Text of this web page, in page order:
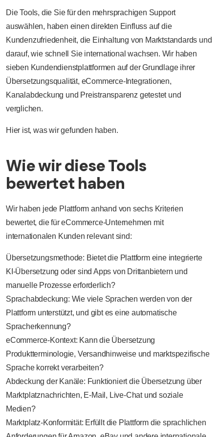
Die Tools, die Sie für den mehrsprachigen Support
auswählen, haben einen direkten Einfluss auf die
Kundenzufriedenheit, die Einhaltung von Marktstandards und
darauf, wie schnell Sie international wachsen. Wir haben
sieben Kundendienstplattformen auf der Grundlage ihrer
Übersetzungsqualität, eCommerce-Integrationen,
Kanalabdeckung und Preistransparenz getestet und
verglichen.
Hier ist, was wir gefunden haben.
Wie wir diese Tools
bewertet haben
Wir haben jede Plattform anhand von sechs Kriterien
bewertet, die für eCommerce-Unternehmen mit
internationalen Kunden relevant sind:
Übersetzungsmethode: Bietet die Plattform eine integrierte
KI-Übersetzung oder sind Apps von Drittanbietern und
manuelle Prozesse erforderlich?
Sprachabdeckung: Wie viele Sprachen werden von der
Plattform unterstützt, und gibt es eine automatische
Spracherkennung?
eCommerce-Kontext: Kann die Übersetzung
Produktterminologie, Versandhinweise und marktspezifische
Sprache korrekt verarbeiten?
Abdeckung der Kanäle: Funktioniert die Übersetzung über
Marktplatznachrichten, E-Mail, Live-Chat und soziale
Medien?
Marktplatz-Konformität: Erfüllt die Plattform die sprachlichen